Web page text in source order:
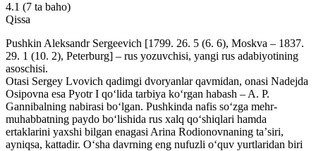
4.1 (7 ta baho)
Qissa
Pushkin Aleksandr Sergeevich [1799. 26. 5 (6. 6), Moskva – 1837.
29. 1 (10. 2), Peterburg] – rus yozuvchisi, yangi rus adabiyotining
asoschisi.
Otasi Sergey Lvovich qadimgi dvoryanlar qavmidan, onasi Nadejda
Osipovna esa Pyotr I qoʻlida tarbiya koʻrgan habash – A. P.
Gannibalning nabirasi boʻlgan. Pushkinda nafis soʻzga mehr-
muhabbatning paydo boʻlishida rus xalq qoʻshiqlari hamda
ertaklarini yaxshi bilgan enagasi Arina Rodionovnaning taʼsiri,
ayniqsa, kattadir. Oʻsha davrning eng nufuzli oʻquv yurtlaridan biri